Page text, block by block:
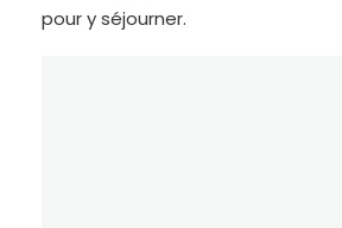
pour y séjourner.